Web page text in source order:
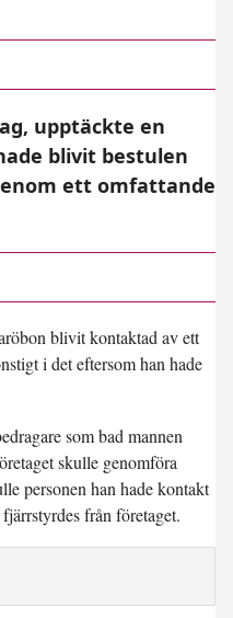
upptäckte en
blivit bestulen
ett omfattande
blivit kontaktad av ett
i det eftersom han hade
som bad mannen
skulle genomföra
personen han hade kontakt
från företaget.